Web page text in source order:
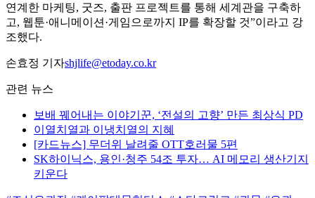
연계한 마케팅, 굿즈, 출판 프로젝트를 통해 세계관을 구축하
고, 웹툰·애니메이션·게임으로까지 IP를 확장할 것”이라고 강
조했다.
손효정 기자shjlife@etoday.co.kr
관련 뉴스
보배 꿰어내는 이야기꾼, ‘전설의 고향’ 만든 최상식 PD
이열치열과 이냉치열의 지혜
[카드뉴스] 무더위 날려줄 OTT호러물 5편
SK하이닉스, 용인·청주 54조 투자… AI 메모리 생산기지
키운다